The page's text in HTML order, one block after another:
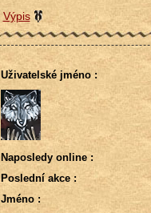
Výpis
Uživatelské jméno :
Naposledy online :
Poslední akce :
Jméno :